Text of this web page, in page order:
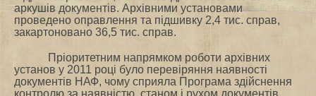
аркушів документів. Архівними установами
проведено оправлення та підшивку 2,4 тис. справ,
закартоновано 36,5 тис. справ.
Пріоритетним напрямком роботи архівних
установ у 2011 році було перевіряння наявності
документів НАФ, чому сприяла Програма здійснення
контролю за наявністю, станом і рухом документів